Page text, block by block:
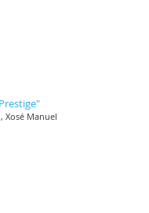
Xosé Manuel